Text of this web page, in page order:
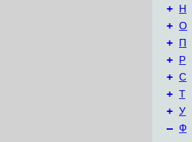
+ Н
+ О
+ П
+ Р
+ С
+ Т
+ У
– Ф